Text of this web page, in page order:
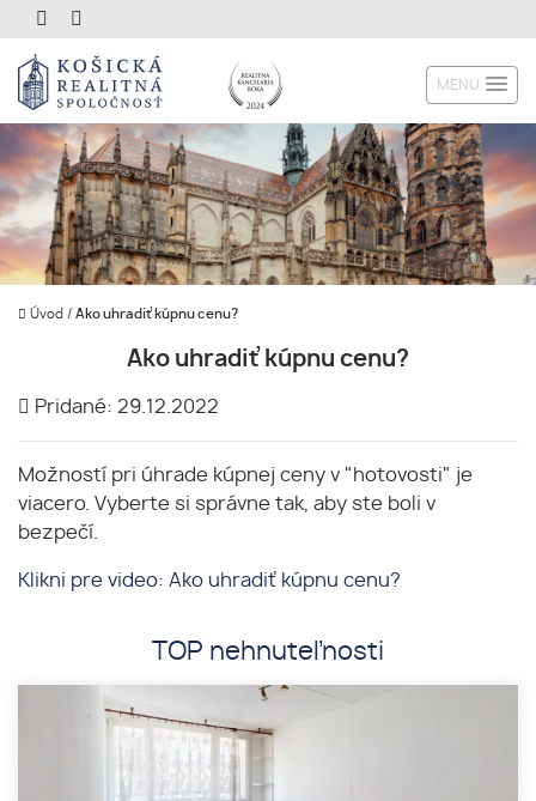
MENU
Úvod / Ako uhradiť kúpnu cenu?
Ako uhradiť kúpnu cenu?
Pridané: 29.12.2022
Možností pri úhrade kúpnej ceny v "hotovosti" je
viacero. Vyberte si správne tak, aby ste boli v
bezpečí.
Klikni pre video: Ako uhradiť kúpnu cenu?
TOP nehnuteľnosti